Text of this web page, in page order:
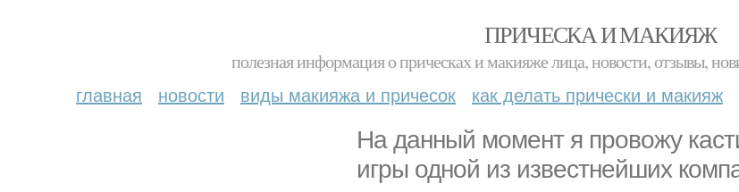
ПРИЧЕСКА И МАКИЯЖ
полезная информация о прическах и макияже лица, новости, отзывы,
главная новости виды макияжа и причесок как делать прически и макияж
На данный момент я провожу
игры одной из известнейших